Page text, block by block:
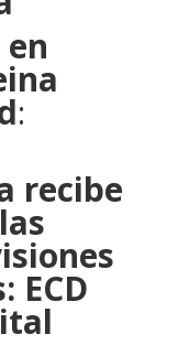
:
recibe
ECD